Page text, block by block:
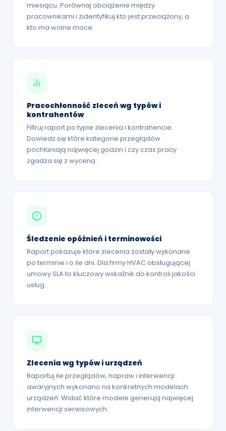
miesiącu. Porównaj obciążenie między
pracownikami i zidentyfikuj kto jest przeciążony, a
kto ma wolne moce.
Pracochłonność zleceń wg typów i
kontrahentów
Filtruj raport po typie zlecenia i kontrahencie.
Dowiedz się które kategorie przeglądów
pochłaniają najwięcej godzin i czy czas pracy
zgadza się z wyceną.
Śledzenie opóźnień i terminowości
Raport pokazuje które zlecenia zostały wykonane
po terminie i o ile dni. Dla firmy HVAC obsługującej
umowy SLA to kluczowy wskaźnik do kontroli jakości
usług.
Zlecenia wg typów i urządzeń
Raportuj ile przeglądów, napraw i interwencji
awaryjnych wykonano na konkretnych modelach
urządzeń. Widać które modele generują najwięcej
interwencji serwisowych.